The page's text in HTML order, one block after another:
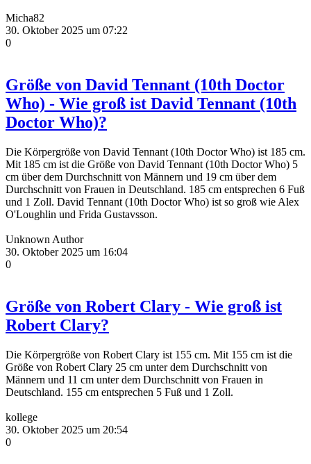
Micha82
30. Oktober 2025 um 07:22
0
Größe von David Tennant (10th Doctor
Who) - Wie groß ist David Tennant (10th
Doctor Who)?
Die Körpergröße von David Tennant (10th Doctor Who) ist 185 cm.
Mit 185 cm ist die Größe von David Tennant (10th Doctor Who) 5
cm über dem Durchschnitt von Männern und 19 cm über dem
Durchschnitt von Frauen in Deutschland. 185 cm entsprechen 6 Fuß
und 1 Zoll. David Tennant (10th Doctor Who) ist so groß wie Alex
O'Loughlin und Frida Gustavsson.
Unknown Author
30. Oktober 2025 um 16:04
0
Größe von Robert Clary - Wie groß ist
Robert Clary?
Die Körpergröße von Robert Clary ist 155 cm. Mit 155 cm ist die
Größe von Robert Clary 25 cm unter dem Durchschnitt von
Männern und 11 cm unter dem Durchschnitt von Frauen in
Deutschland. 155 cm entsprechen 5 Fuß und 1 Zoll.
kollege
30. Oktober 2025 um 20:54
0